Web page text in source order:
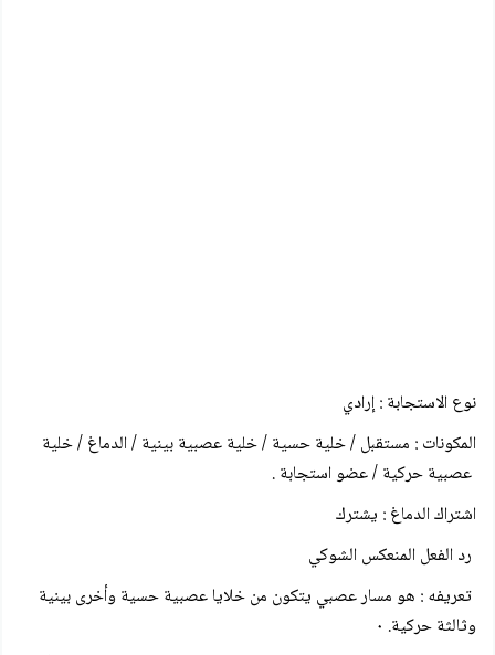
نوع الاستجابة : إرادي
المكونات : مستقبل / خلية حسية / خلية عصبية بينية / الدماغ / خلية
عصبية حركية / عضو استجابة .
اشتراك الدماغ : يشترك
رد الفعل المنعكس الشوكي
تعريفه : هو مسار عصبي يتكون من خلايا عصبية حسية وأخرى بينية
وثالثة حركية. ٠